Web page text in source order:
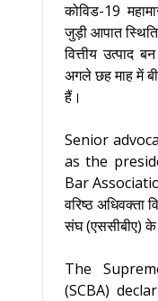
कोविड-19
जुड़ी आपात
वित्तीय उत्पाद
अगले छह माह में
हैं।
Senior
as the
Bar
वरिष्ठ अधिवक्ता
संघ (एससीबीए)
The
(SCBA)